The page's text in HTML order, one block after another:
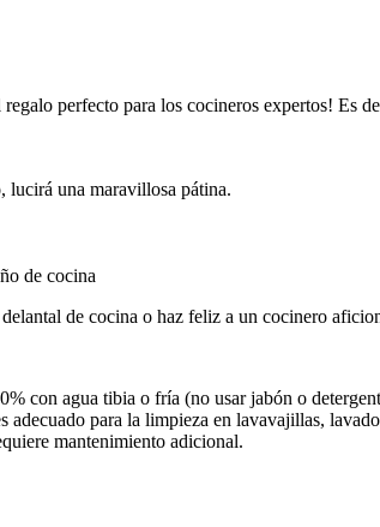
perfecto para los cocineros expertos!
lucirá una maravillosa pátina.
de cocina
de cocina o haz feliz a un cocinero
con agua tibia o fría (no usar jabón o
adecuado para la limpieza en lavavajillas,
mantenimiento adicional.